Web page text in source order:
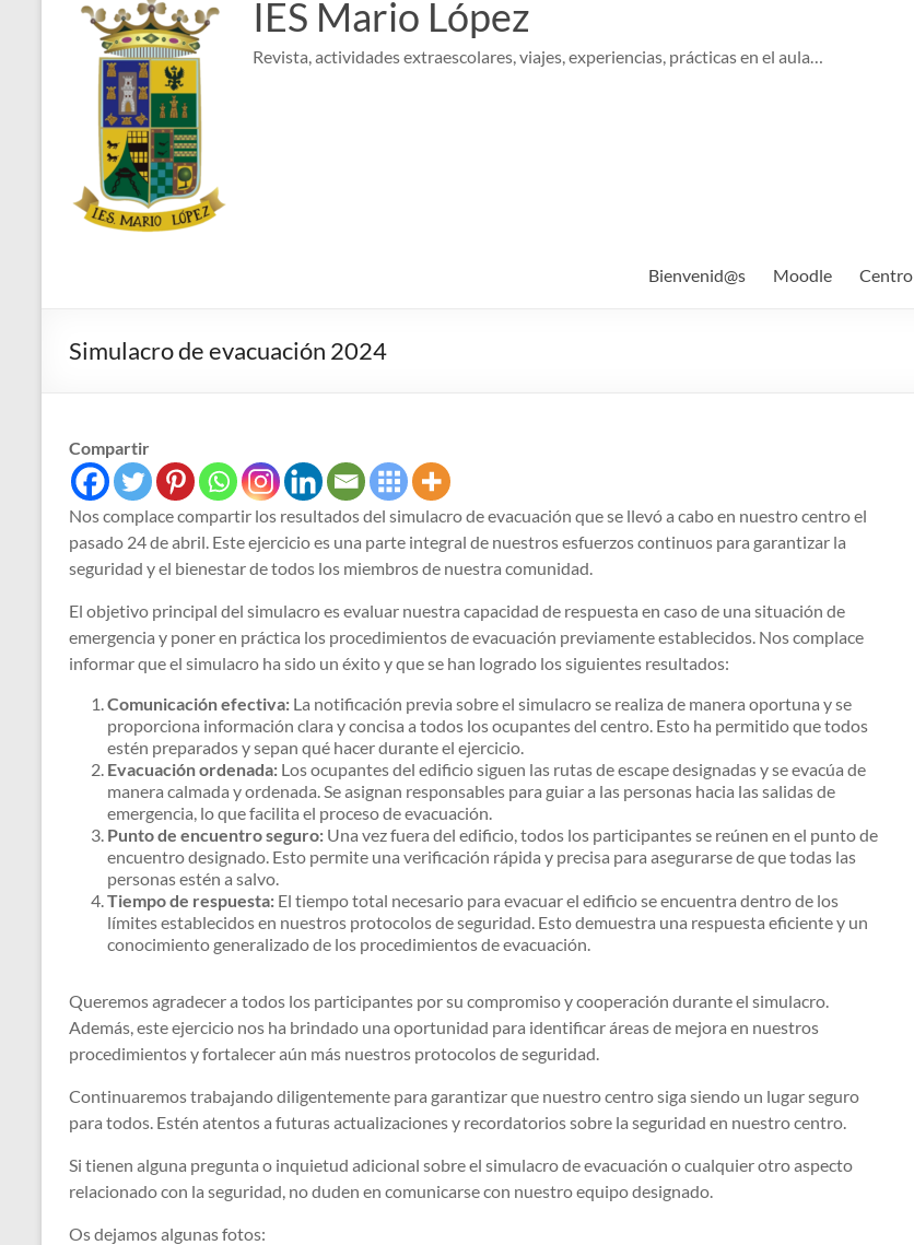
IES Mario López
Revista, actividades extraescolares, viajes, experiencias, prácticas en el aula…
Bienvenid@s Moodle Centro
Simulacro de evacuación 2024
Compartir
Nos complace compartir los resultados del simulacro de evacuación que se llevó a cabo en nuestro centro el
pasado 24 de abril. Este ejercicio es una parte integral de nuestros esfuerzos continuos para garantizar la
seguridad y el bienestar de todos los miembros de nuestra comunidad.
El objetivo principal del simulacro es evaluar nuestra capacidad de respuesta en caso de una situación de
emergencia y poner en práctica los procedimientos de evacuación previamente establecidos. Nos complace
informar que el simulacro ha sido un éxito y que se han logrado los siguientes resultados:
Comunicación efectiva: La notificación previa sobre el simulacro se realiza de manera oportuna y se
proporciona información clara y concisa a todos los ocupantes del centro. Esto ha permitido que todos
estén preparados y sepan qué hacer durante el ejercicio.
Evacuación ordenada: Los ocupantes del edificio siguen las rutas de escape designadas y se evacúa de
manera calmada y ordenada. Se asignan responsables para guiar a las personas hacia las salidas de
emergencia, lo que facilita el proceso de evacuación.
Punto de encuentro seguro: Una vez fuera del edificio, todos los participantes se reúnen en el punto de
encuentro designado. Esto permite una verificación rápida y precisa para asegurarse de que todas las
personas estén a salvo.
Tiempo de respuesta: El tiempo total necesario para evacuar el edificio se encuentra dentro de los
límites establecidos en nuestros protocolos de seguridad. Esto demuestra una respuesta eficiente y un
conocimiento generalizado de los procedimientos de evacuación.
Queremos agradecer a todos los participantes por su compromiso y cooperación durante el simulacro.
Además, este ejercicio nos ha brindado una oportunidad para identificar áreas de mejora en nuestros
procedimientos y fortalecer aún más nuestros protocolos de seguridad.
Continuaremos trabajando diligentemente para garantizar que nuestro centro siga siendo un lugar seguro
para todos. Estén atentos a futuras actualizaciones y recordatorios sobre la seguridad en nuestro centro.
Si tienen alguna pregunta o inquietud adicional sobre el simulacro de evacuación o cualquier otro aspecto
relacionado con la seguridad, no duden en comunicarse con nuestro equipo designado.
Os dejamos algunas fotos: